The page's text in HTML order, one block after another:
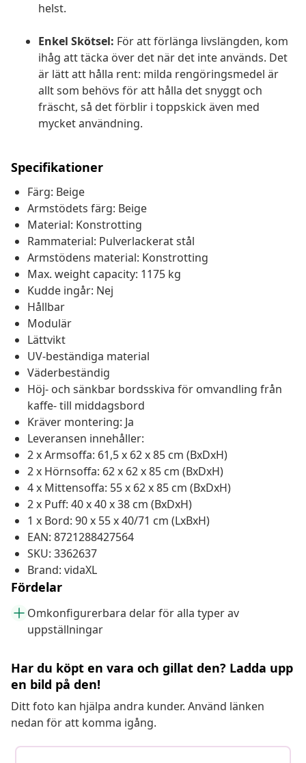
helst.
Enkel Skötsel: För att förlänga livslängden, kom
ihåg att täcka över det när det inte används. Det
är lätt att hålla rent: milda rengöringsmedel är
allt som behövs för att hålla det snyggt och
fräscht, så det förblir i toppskick även med
mycket användning.
Specifikationer
Färg: Beige
Armstödets färg: Beige
Material: Konstrotting
Rammaterial: Pulverlackerat stål
Armstödens material: Konstrotting
Max. weight capacity: 1175 kg
Kudde ingår: Nej
Hållbar
Modulär
Lättvikt
UV-beständiga material
Väderbeständig
Höj- och sänkbar bordsskiva för omvandling från
kaffe- till middagsbord
Kräver montering: Ja
Leveransen innehåller:
2 x Armsoffa: 61,5 x 62 x 85 cm (BxDxH)
2 x Hörnsoffa: 62 x 62 x 85 cm (BxDxH)
4 x Mittensoffa: 55 x 62 x 85 cm (BxDxH)
2 x Puff: 40 x 40 x 38 cm (BxDxH)
1 x Bord: 90 x 55 x 40/71 cm (LxBxH)
EAN: 8721288427564
SKU: 3362637
Brand: vidaXL
Fördelar
Omkonfigurerbara delar för alla typer av
uppställningar
Har du köpt en vara och gillat den? Ladda upp
en bild på den!
Ditt foto kan hjälpa andra kunder. Använd länken
nedan för att komma igång.